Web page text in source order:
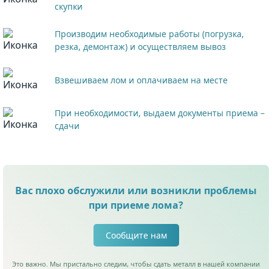
скупки
Производим необходимые работы (погрузка,
резка, демонтаж) и осуществляем вывоз
Взвешиваем лом и оплачиваем на месте
При необходимости, выдаем документы приема –
сдачи
Вас плохо обслужили или возникли проблемы
при приеме лома?
Сообщите нам
Это важно. Мы пристально следим, чтобы сдать металл в нашей компании